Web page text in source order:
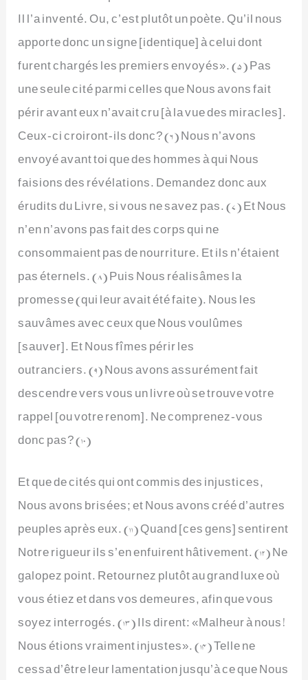
Il l’a inventé. Ou, c’est plutôt un poète. Qu’il nous
apporte donc un signe [identique] à celui dont
furent chargés les premiers envoyés». (5) Pas
une seule cité parmi celles que Nous avons fait
périr avant eux n’avait cru [à la vue des miracles].
Ceux-ci croiront-ils donc? (6) Nous n’avons
envoyé avant toi que des hommes à qui Nous
faisions des révélations. Demandez donc aux
érudits du Livre, si vous ne savez pas. (7) Et Nous
n’en n’avons pas fait des corps qui ne
consommaient pas de nourriture. Et ils n’étaient
pas éternels. (8) Puis Nous réalisâmes la
promesse (qui leur avait été faite). Nous les
sauvâmes avec ceux que Nous voulûmes
[sauver]. Et Nous fîmes périr les
outranciers. (9) Nous avons assurément fait
descendre vers vous un livre où se trouve votre
rappel [ou votre renom]. Ne comprenez-vous
donc pas? (10)
Et que de cités qui ont commis des injustices,
Nous avons brisées; et Nous avons créé d’autres
peuples après eux. (11) Quand [ces gens] sentirent
Notre rigueur ils s’en enfuirent hâtivement. (12) Ne
galopez point. Retournez plutôt au grand luxe où
vous étiez et dans vos demeures, afin que vous
soyez interrogés. (13) Ils dirent: «Malheur à nous!
Nous étions vraiment injustes». (14) Telle ne
cessa d’être leur lamentation jusqu’à ce que Nous